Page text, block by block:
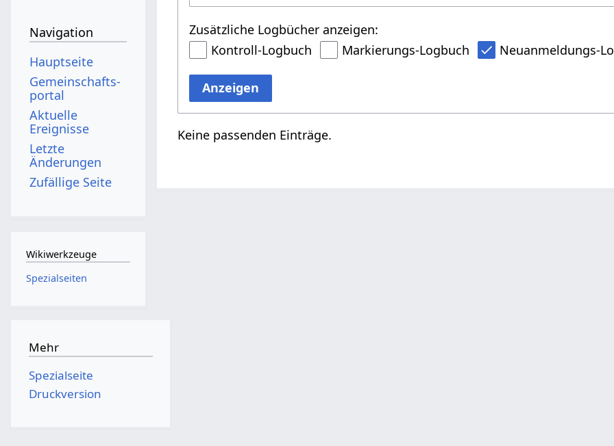
Zusätzliche Logbücher anzeigen:
Kontroll-Logbuch
Markierungs-Logbuch Neuanmeldungs-
Anzeigen
Keine passenden Einträge.
Navigation
Hauptseite
Gemeinschafts­
portal
Aktuelle
Ereignisse
Letzte
Änderungen
Zufällige Seite
Wikiwerkzeuge
Spezialseiten
Mehr
Spezialseite
Druckversion